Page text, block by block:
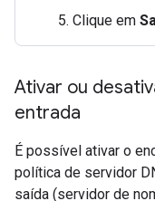
Clique em
Ativar ou
entrada
É possível ativar o
política de servidor
saída (servidor de